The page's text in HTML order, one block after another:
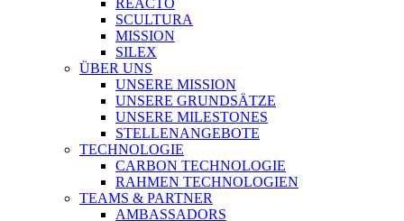
REACTO
SCULTURA
MISSION
SILEX
ÜBER UNS
UNSERE MISSION
UNSERE GRUNDSÄTZE
UNSERE MILESTONES
STELLENANGEBOTE
TECHNOLOGIE
CARBON TECHNOLOGIE
RAHMEN TECHNOLOGIEN
TEAMS & PARTNER
AMBASSADORS